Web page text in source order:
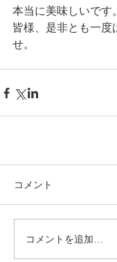
本当に美味しいです
皆様、是非とも一度
せ。
コメント
コメントを追加…